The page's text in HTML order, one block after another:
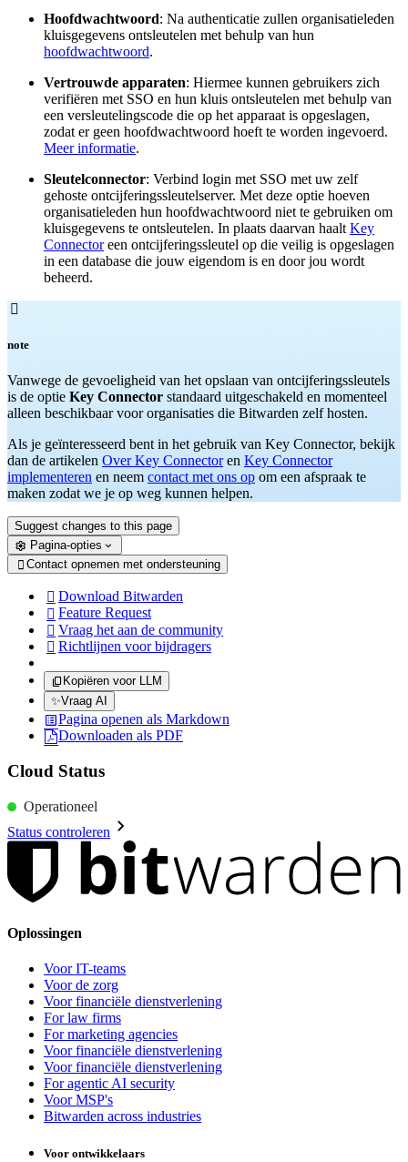
Hoofdwachtwoord: Na authenticatie zullen organisatieleden
kluisgegevens ontsleutelen met behulp van hun
hoofdwachtwoord.
Vertrouwde apparaten: Hiermee kunnen gebruikers zich
verifiëren met SSO en hun kluis ontsleutelen met behulp van
een versleutelingscode die op het apparaat is opgeslagen,
zodat er geen hoofdwachtwoord hoeft te worden ingevoerd.
Meer informatie.
Sleutelconnector: Verbind login met SSO met uw zelf
gehoste ontcijferingssleutelserver. Met deze optie hoeven
organisatieleden hun hoofdwachtwoord niet te gebruiken om
kluisgegevens te ontsleutelen. In plaats daarvan haalt Key
Connectoreen ontcijferingssleutel op die veilig is opgeslagen
in een database die jouw eigendom is en door jou wordt
beheerd.

note
Vanwege de gevoeligheid van het opslaan van ontcijferingssleutels
is de optie Key Connector standaard uitgeschakeld en momenteel
alleen beschikbaar voor organisaties die Bitwarden zelf hosten.
Als je geïnteresseerd bent in het gebruik van Key Connector, bekijk
dan de artikelen Over Key Connectoren Key Connector
implementeren en neem contact met ons op om een afspraak te
maken zodat we je op weg kunnen helpen.
Suggest changes to this page
Pagina-opties
 Contact opnemen met ondersteuning
 Download Bitwarden
 Feature Request
 Vraag het aan de community
 Richtlijnen voor bijdragers
Kopiëren voor LLM
✨Vraag AI
Pagina openen als Markdown
Downloaden als PDF
Cloud Status
Operationeel
Status controleren
Oplossingen
Voor IT-teams
Voor de zorg
Voor financiële dienstverlening
For law firms
For marketing agencies
Voor financiële dienstverlening
Voor financiële dienstverlening
For agentic AI security
Voor MSP's
Bitwarden across industries
Voor ontwikkelaars